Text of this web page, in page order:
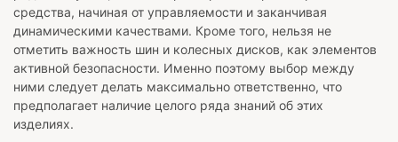
средства, начиная от управляемости и заканчивая
динамическими качествами. Кроме того, нельзя не
отметить важность шин и колесных дисков, как элементов
активной безопасности. Именно поэтому выбор между
ними следует делать максимально ответственно, что
предполагает наличие целого ряда знаний об этих
изделиях.